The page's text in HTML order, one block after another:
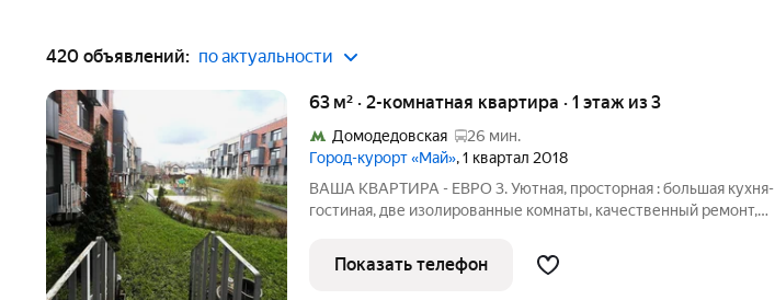
420 объявлений: по актуальности
63 м² · 2-комнатная квартира · 1 этаж из 3
Домодедовская
26 мин.
Город-курорт «Май», 1 квартал 2018
ВАША КВАРТИРА - ЕВРО 3. Уютная, просторная : большая кухня-
гостиная, две изолированные комнаты, качественный ремонт,
в закрытый двор, при желании можно оборудовать подиум,
террасу. Большое
Показать телефон